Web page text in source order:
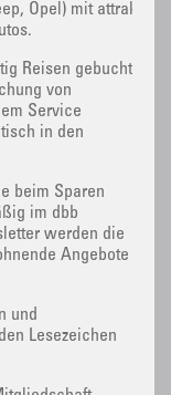
Opel) mit
Reisen gebucht
von
Service
in den
beim Sparen
im dbb
werden die
Angebote
und
Lesezeichen